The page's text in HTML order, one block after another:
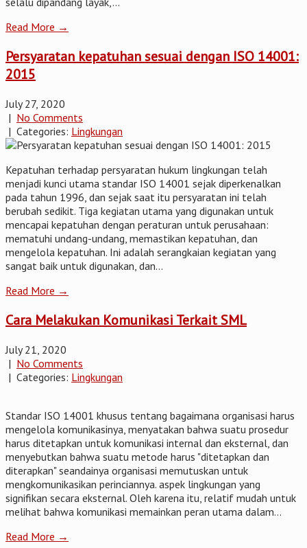
Read More →
Persyaratan kepatuhan sesuai dengan ISO 14001:
2015
July 27, 2020
| No Comments
| Categories: Lingkungan
Kepatuhan terhadap persyaratan hukum lingkungan telah
menjadi kunci utama standar ISO 14001 sejak diperkenalkan
pada tahun 1996, dan sejak saat itu persyaratan ini telah
berubah sedikit. Tiga kegiatan utama yang digunakan untuk
mencapai kepatuhan dengan peraturan untuk perusahaan:
mematuhi undang-undang, memastikan kepatuhan, dan
mengelola kepatuhan. Ini adalah serangkaian kegiatan yang
sangat baik untuk digunakan, dan...
Read More →
Cara Melakukan Komunikasi Terkait SML
July 21, 2020
| No Comments
| Categories: Lingkungan
Standar ISO 14001 khusus tentang bagaimana organisasi harus
mengelola komunikasinya, menyatakan bahwa suatu prosedur
harus ditetapkan untuk komunikasi internal dan eksternal, dan
menyebutkan bahwa suatu metode harus "ditetapkan dan
diterapkan" seandainya organisasi memutuskan untuk
mengkomunikasikan perinciannya. aspek lingkungan yang
signifikan secara eksternal. Oleh karena itu, relatif mudah untuk
melihat bahwa komunikasi memainkan peran utama dalam...
Read More →